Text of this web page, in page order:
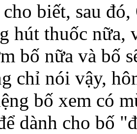
biết, sau
hút thuốc nữa,
bố nữa và bố
chỉ nói vậy,
bố xem có
dành cho bố